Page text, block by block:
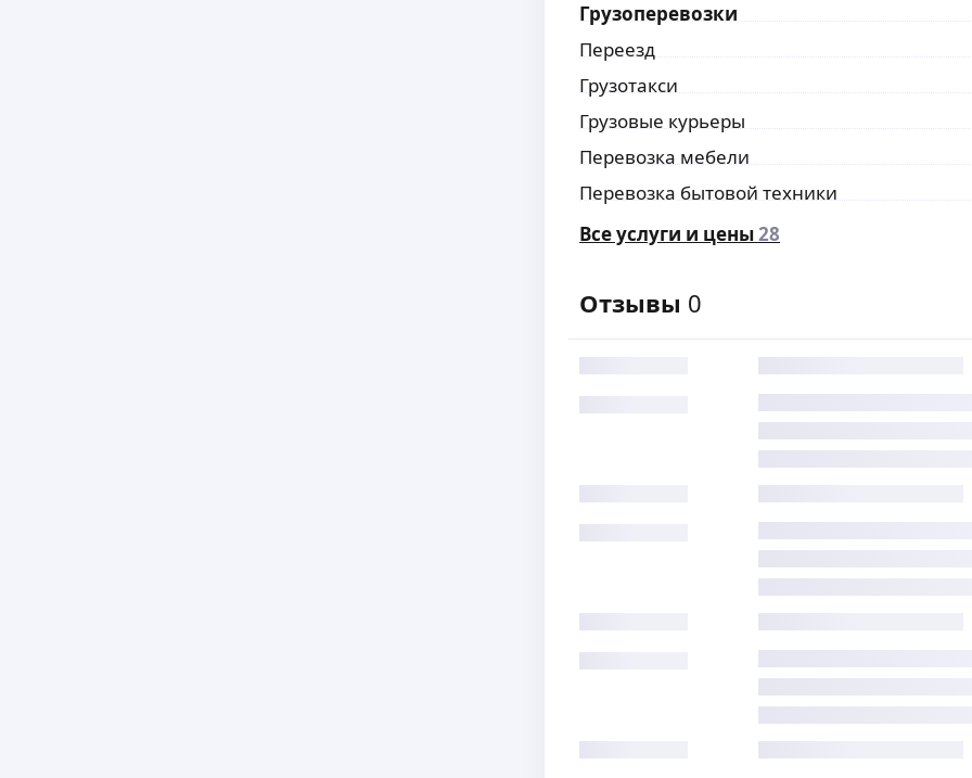
Грузоперевозки
Переезд
Грузотакси
Грузовые курьеры
Перевозка мебели
Перевозка бытовой техники
Все услуги и цены28
Отзывы 0